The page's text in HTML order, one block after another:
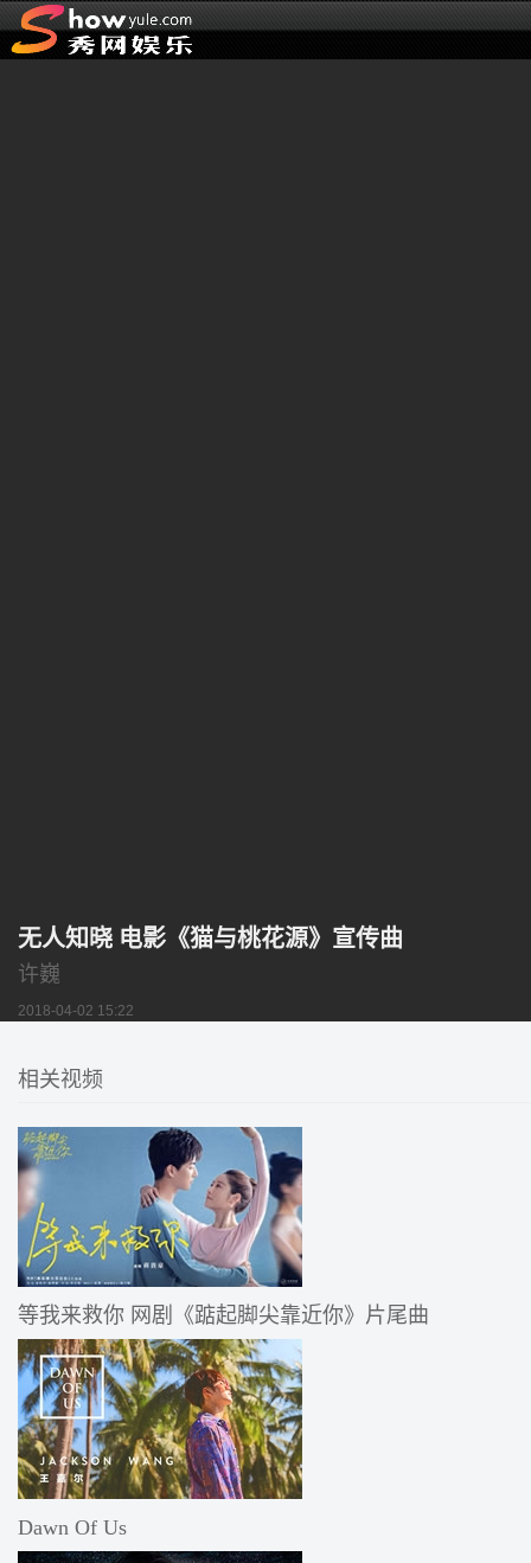
无人知晓 电影《猫与桃花源》宣传曲
许巍
2018-04-02 15:22
相关视频
等我来救你 网剧《踮起脚尖靠近你》片尾曲
Dawn Of Us